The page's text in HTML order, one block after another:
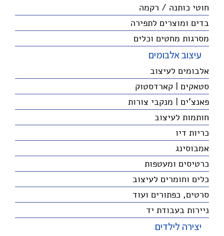
חוטי כותנה / רקמה
בדים ומוצרים לתפירה
מסרגות מחטים וכלים
עיצוב אלבומים
אלבומים לעיצוב
סטאקים | קארדסטוק
פאנצ'ים | מנקבי צורות
חותמות לעיצוב
כריות דיו
אמבוסינג
כרטיסים ומעטפות
כלים וחומרים לעיצוב
סרטים, כפתורים ועוד
ניירות בעבודת יד
יצירה לילדים